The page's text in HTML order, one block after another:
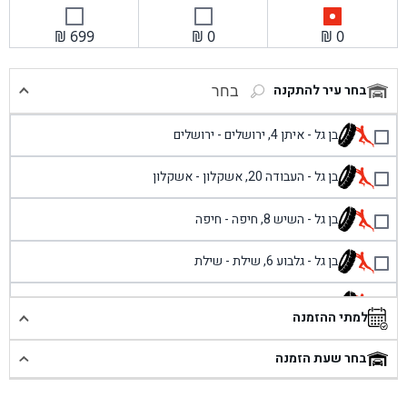
₪ 0
₪ 0
₪ 699
בחר עיר להתקנה בחר
בן גל - איתן 4, ירושלים - ירושלים
בן גל - העבודה 20, אשקלון - אשקלון
בן גל - השיש 8, חיפה - חיפה
בן גל - גלבוע 6, שילת - שילת
בן גל - פוריידיס, כניסה צפונית מול כביש 4 - פרדיס
בן גל - שכונת אזור תעשייה זעירה, עיילבון - עיילבון
למתי ההזמנה
בחר שעת הזמנה